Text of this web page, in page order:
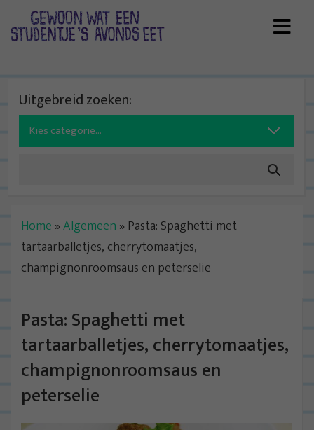
Uitgebreid zoeken:
Search
for:
Home »Algemeen » Pasta: Spaghetti met
tartaarballetjes, cherrytomaatjes,
champignonroomsaus en peterselie
Pasta: Spaghetti met
tartaarballetjes, cherrytomaatjes,
champignonroomsaus en
peterselie